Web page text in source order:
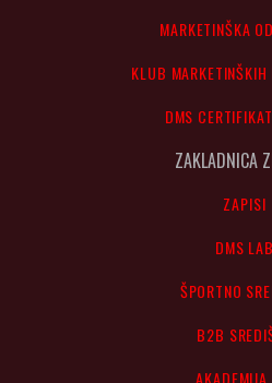
MARKETINŠKA
KLUB MARKETINŠKIH
DMS
ZAKLADNICA
ZAPISI
DMS LAB
ŠPORTNO
B2B